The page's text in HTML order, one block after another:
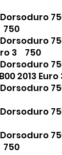
3 750
2013
750